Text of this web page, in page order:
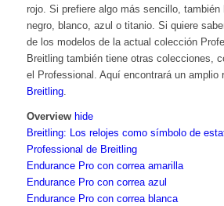
rojo. Si prefiere algo más sencillo, también
negro, blanco, azul o titanio. Si quiere
de los modelos de la actual colección
Breitling también tiene otras colecciones,
el Professional . Aquí encontrará un amplio
Breitling.
Overview hide
Breitling: Los relojes como símbolo de
Professional de Breitling
Endurance Pro con correa amarilla
Endurance Pro con correa azul
Endurance Pro con correa blanca